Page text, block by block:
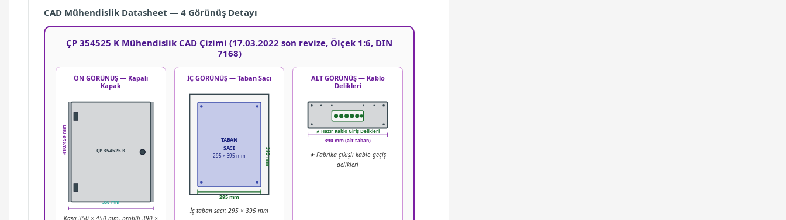
CAD Mühendislik Datasheet — 4 Görünüş Detayı
ÇP 354525 K Mühendislik CAD Çizimi (17.03.2022 son revize, Ölçek 1:6, DIN
7168)
ÖN GÖRÜNÜŞ — Kapalı
Kapak
ÇP 354525 K
350 mm
410/450 mm
Kasa 350 × 450 mm, profilli 390 ×
İÇ GÖRÜNÜŞ — Taban Sacı
TABAN
SACI
295 × 395 mm
295 mm
395 mm
İç taban sacı: 295 × 395 mm
ALT GÖRÜNÜŞ — Kablo
Delikleri
★ Hazır Kablo Giriş Delikleri
390 mm (alt taban)
★ Fabrika çıkışlı kablo geçiş
delikleri